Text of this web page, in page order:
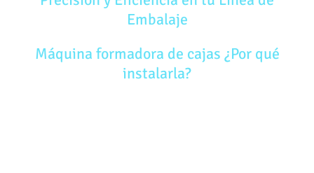
Embalaje
Máquina formadora de cajas ¿Por qué
instalarla?